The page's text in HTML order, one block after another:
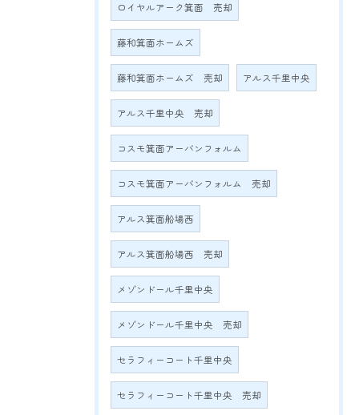
ロイヤルアーク箕面 売却
藤和箕面ホームズ
藤和箕面ホームズ 売却 アルス千里中央
アルス千里中央 売却
コスモ箕面アーバンフォルム
コスモ箕面アーバンフォルム 売却
アルス箕面船場西
アルス箕面船場西 売却
メゾンドール千里中央
メゾンドール千里中央 売却
セラフィーコート千里中央
セラフィーコート千里中央 売却